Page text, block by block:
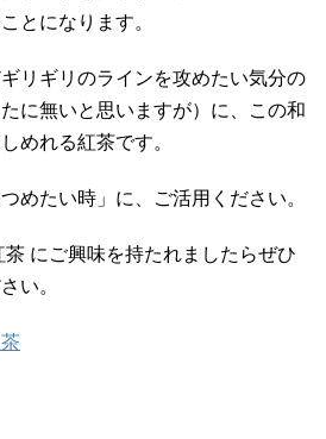
とになります。
リギリのラインを攻めたい気分の
に無いと思いますが）に、この和
めれる紅茶です。
めたい時」に、ご活用ください。
にご興味を持たれましたらぜひ
い。